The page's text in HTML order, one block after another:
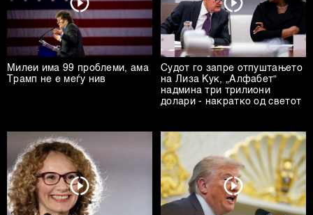
Милеи има 99 проблеми, ама
Трамп не е меѓу нив
Судот го запре отпуштањето
на Лиза Кук, „Алфабет“
надмина три трилиони
долари - накратко од светот